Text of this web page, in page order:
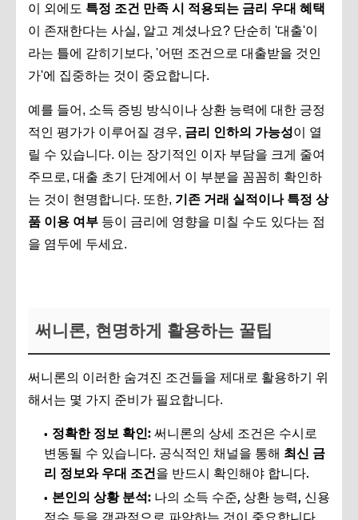
이 외에도 특정 조건 만족 시 적용되는 금리 우대 혜택
이 존재한다는 사실, 알고 계셨나요? 단순히 '대출'이
라는 틀에 갇히기보다, '어떤 조건으로 대출받을 것인
가'에 집중하는 것이 중요합니다.
예를 들어, 소득 증빙 방식이나 상환 능력에 대한 긍정
적인 평가가 이루어질 경우, 금리 인하의 가능성이 열
릴 수 있습니다. 이는 장기적인 이자 부담을 크게 줄여
주므로, 대출 초기 단계에서 이 부분을 꼼꼼히 확인하
는 것이 현명합니다. 또한, 기존 거래 실적이나 특정 상
품 이용 여부 등이 금리에 영향을 미칠 수도 있다는 점
을 염두에 두세요.
써니론, 현명하게 활용하는 꿀팁
써니론의 이러한 숨겨진 조건들을 제대로 활용하기 위
해서는 몇 가지 준비가 필요합니다.
정확한 정보 확인: 써니론의 상세 조건은 수시로
변동될 수 있습니다. 공식적인 채널을 통해 최신 금
리 정보와 우대 조건을 반드시 확인해야 합니다.
본인의 상황 분석: 나의 소득 수준, 상환 능력, 신용